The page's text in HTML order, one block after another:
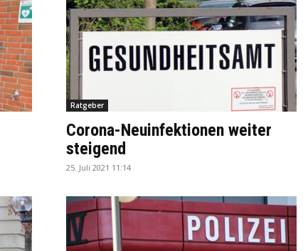
Ratgeber
Corona-Neuinfektionen weiter
steigend
25. Juli 2021 11:14